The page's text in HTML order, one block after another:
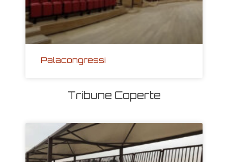
Palacongressi
Tribune Coperte